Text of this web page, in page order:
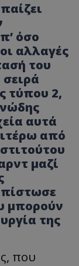
όσο
αλλαγές
του
τύπου 2,
αυτά
από
μαζί
μπορούν
της
που